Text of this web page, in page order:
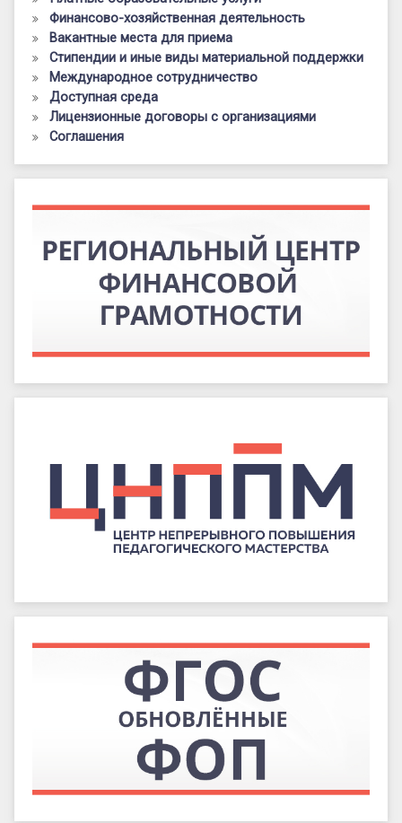
Финансово-хозяйственная деятельность
Вакантные места для приема
Стипендии и иные виды материальной поддержки
Международное сотрудничество
Доступная среда
Лицензионные договоры с организациями
Соглашения